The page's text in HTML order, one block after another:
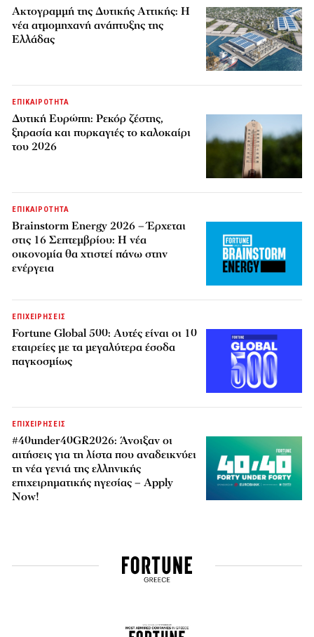
Ακτογραμμή της Δυτικής Αττικής: Η
νέα ατμομηχανή ανάπτυξης της
Ελλάδας
ΕΠΙΚΑΙΡΟΤΗΤΑ
Δυτική Ευρώπη: Ρεκόρ ζέστης,
ξηρασία και πυρκαγιές το καλοκαίρι
του 2026
ΕΠΙΚΑΙΡΟΤΗΤΑ
Brainstorm Energy 2026 – Έρχεται
στις 16 Σεπτεμβρίου: Η νέα
οικονομία θα χτιστεί πάνω στην
ενέργεια
ΕΠΙΧΕΙΡΗΣΕΙΣ
Fortune Global 500: Αυτές είναι οι 10
εταιρείες με τα μεγαλύτερα έσοδα
παγκοσμίως
ΕΠΙΧΕΙΡΗΣΕΙΣ
#40under40GR2026: Άνοιξαν οι
αιτήσεις για τη λίστα που αναδεικνύει
τη νέα γενιά της ελληνικής
επιχειρηματικής ηγεσίας – Apply
Now!